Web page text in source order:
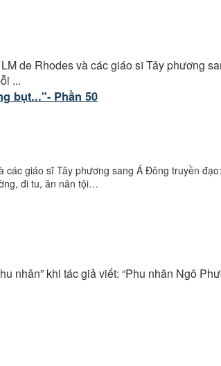
de Rhodes và các giáo sĩ Tây phương
...
bụt..."- Phần 50
giáo sĩ Tây phương sang Á Đông truyền
đi tu, ăn năn tội…
nhân” khi tác giả viết: “Phu nhân Ngô